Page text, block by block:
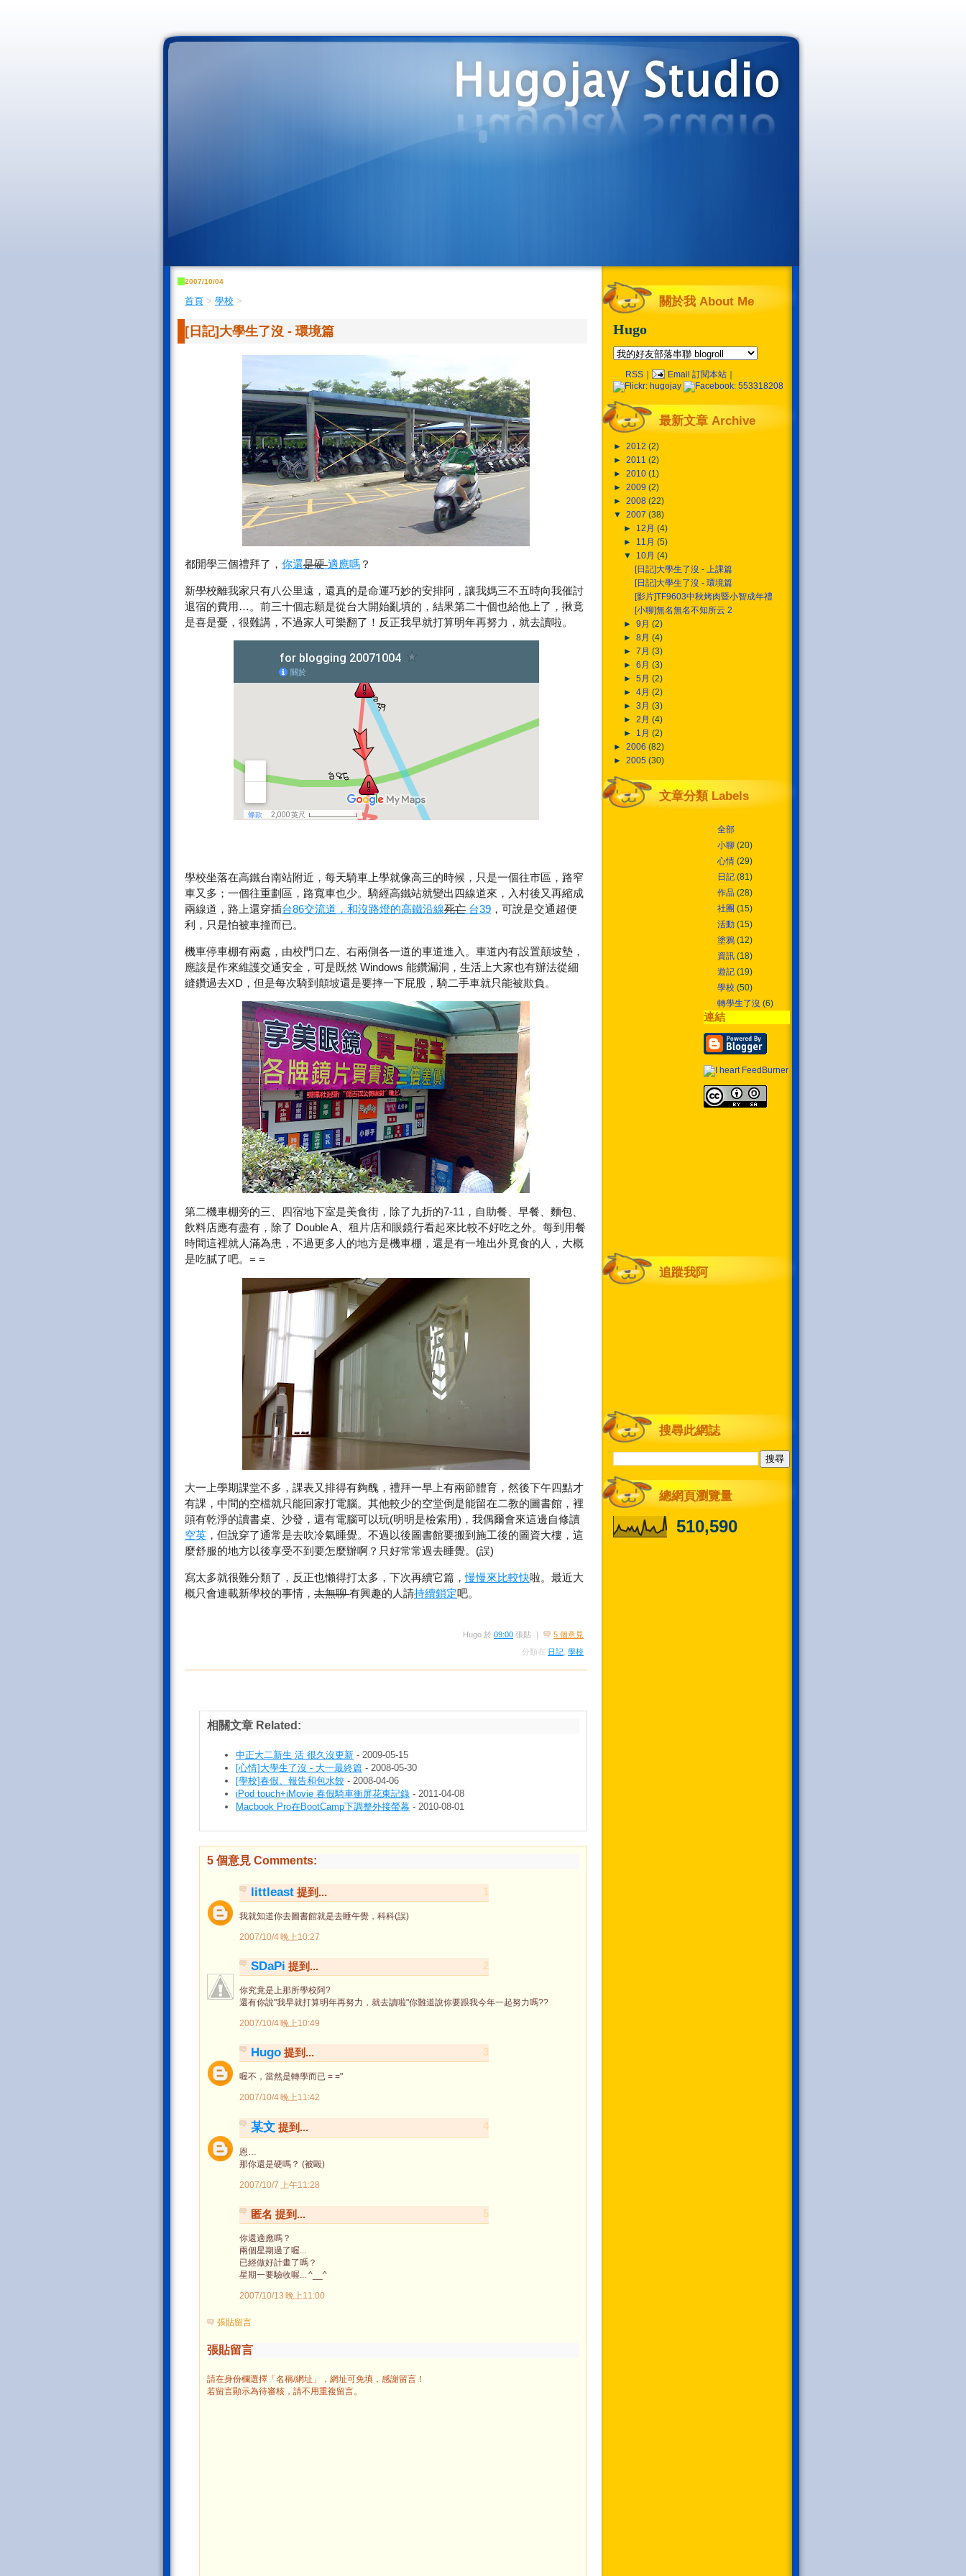
2007/10/04
首頁 > 學校 >
[日記]大學生了沒 - 環境篇
都開學三個禮拜了， 你還是硬適應嗎 ？
新學校離我家只有八公里遠，還真的是命運巧妙的安排阿，讓我媽三不五時向我催討
退宿的費用…。前三十個志願是從台大開始亂填的，結果第二十個也給他上了，揪竟
是喜是憂，很難講，不過家人可樂翻了！反正我早就打算明年再努力，就去讀啦。
學校坐落在高鐵台南站附近，每天騎車上學就像高三的時候，只是一個往市區，路窄
車又多；一個往重劃區，路寬車也少。騎經高鐵站就變出四線道來，入村後又再縮成
兩線道，路上還穿插台86交流道，和沒路燈的高鐵沿線死亡 台39 ，可說是交通超便
利，只是怕被車撞而已。
機車停車棚有兩處，由校門口左、右兩側各一道的車道進入。車道內有設置顛坡墊，
應該是作來維護交通安全，可是既然 Windows 能鑽漏洞，生活上大家也有辦法從細
縫鑽過去XD，但是每次騎到顛坡還是要摔一下屁股，騎二手車就只能被欺負。
第二機車棚旁的三、四宿地下室是美食街，除了九折的7-11，自助餐、早餐、麵包、
飲料店應有盡有，除了 Double A、租片店和眼鏡行看起來比較不好吃之外。每到用餐
時間這裡就人滿為患，不過更多人的地方是機車棚，還是有一堆出外覓食的人，大概
是吃膩了吧。= =
大一上學期課堂不多，課表又排得有夠醜，禮拜一早上有兩節體育，然後下午四點才
有課，中間的空檔就只能回家打電腦。其他較少的空堂倒是能留在二教的圖書館，裡
頭有乾淨的讀書桌、沙發，還有電腦可以玩(明明是檢索用)，我偶爾會來這邊自修讀
空英 ，但說穿了通常是去吹冷氣睡覺。不過以後圖書館要搬到施工後的圖資大樓，這
麼舒服的地方以後享受不到要怎麼辦啊？只好常常過去睡覺。(誤)
寫太多就很難分類了，反正也懶得打太多，下次再續它篇，慢慢來比較快啦。最近大
概只會連載新學校的事情， 太無聊有興趣的人請持續鎖定吧。
Hugo 於 09:00 張貼 ｜ 5 個意見
分類在 日記 學校
相關文章 Related:
中正大二新生 活 很久沒更新 - 2009-05-15
[心情]大學生了沒 - 大一最終篇 - 2008-05-30
[學校]春假、報告和包水餃 - 2008-04-06
iPod touch+iMovie 春假騎車衝屏花東記錄 - 2011-04-08
Macbook Pro在BootCamp下調整外接螢幕 - 2010-08-01
5 個意見 Comments:
1
littleast 提到...
我就知道你去圖書館就是去睡午覺，科科(誤)
2007/10/4 晚上10:27
2
SDaPi 提到...
你究竟是上那所學校阿?
還有你說"我早就打算明年再努力，就去讀啦"你難道說你要跟我今年一起努力嗎??
2007/10/4 晚上10:49
3
Hugo 提到...
喔不，當然是轉學而已 = ="
2007/10/4 晚上11:42
4
某文 提到...
恩…
那你還是硬嗎？ (被毆)
2007/10/7 上午11:28
5
匿名 提到...
你還適應嗎？
兩個星期過了喔...
已經做好計畫了嗎？
星期一要驗收喔... ^__^
2007/10/13 晚上11:00
張貼留言
張貼留言
請在身份欄選擇「名稱/網址」，網址可免填，感謝留言！
若留言顯示為待審核，請不用重複留言。
關於我 About Me
Hugo
RSS Email 訂閱本站
最新文章 Archive
► 2012 (2)
► 2011 (2)
► 2010 (1)
► 2009 (2)
► 2008 (22)
▼ 2007 (38)
► 12月(4)
► 11月(5)
▼ 10月(4)
[日記]大學生了沒 - 上課篇
[日記]大學生了沒 - 環境篇
[影片]TF9603中秋烤肉暨小智成年禮
[小聊]無名無名不知所云 2
►9月(2)
►8月(4)
►7月(3)
►6月(3)
►5月(2)
►4月(2)
►3月(3)
►2月(4)
► 1月(2)
► 2006 (82)
► 2005 (30)
文章分類 Labels
全部
小聊 (20)
心情 (29)
日記 (81)
作品 (28)
社團 (15)
活動 (15)
塗鴉 (12)
資訊 (18)
遊記 (19)
學校 (50)
轉學生了沒 (6)
連結
追蹤我阿
搜尋此網誌
總網頁瀏覽量
510,590